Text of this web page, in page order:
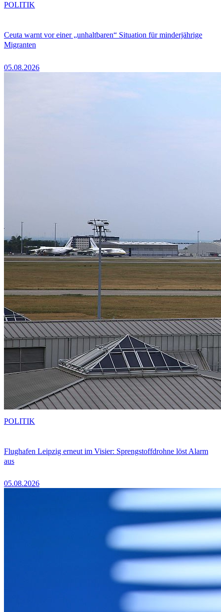
Ceuta warnt vor einer „unhaltbaren“ Situation für minderjährige
Migranten
05.08.2026
POLITIK
Flughafen Leipzig erneut im Visier: Sprengstoffdrohne löst Alarm
aus
05.08.2026
POLITIK